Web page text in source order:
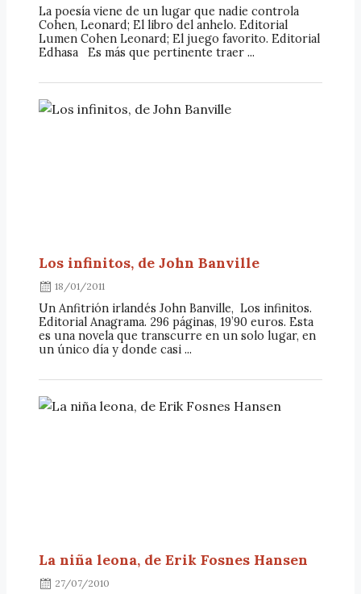
La poesía viene de un lugar que nadie controla
Cohen, Leonard; El libro del anhelo. Editorial
Lumen Cohen Leonard; El juego favorito. Editorial
Edhasa Es más que pertinente traer ...
Los infinitos, de John Banville
18/01/2011
Un Anfitrión irlandés John Banville, Los infinitos.
Editorial Anagrama. 296 páginas, 19’90 euros. Esta
es una novela que transcurre en un solo lugar, en
un único día y donde casi ...
La niña leona, de Erik Fosnes Hansen
27/07/2010